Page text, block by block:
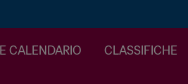
CALENDARIO CLASSIFICHE